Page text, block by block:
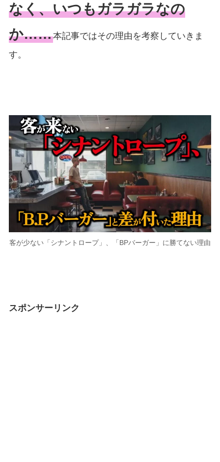
なく、いつもガラガラなの
か……本記事ではその理由を考察していきま
す。
客が少ない「シナントロープ」、「BPバーガー」に勝てない理由
スポンサーリンク